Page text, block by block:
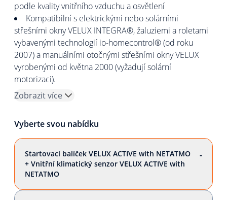
podle kvality vnitřního vzduchu a osvětlení
Kompatibilní s elektrickými nebo solárními
střešními okny VELUX INTEGRA®, žaluziemi a roletami
vybavenými technologií io-homecontrol® (od roku
2007) a manuálními otočnými střešními okny VELUX
vyrobenými od května 2000 (vyžadují solární
motorizaci).
Zobrazit více
Vyberte svou nabídku
Startovací balíček VELUX ACTIVE with NETATMO
+ Vnitřní klimatický senzor VELUX ACTIVE with
NETATMO
-